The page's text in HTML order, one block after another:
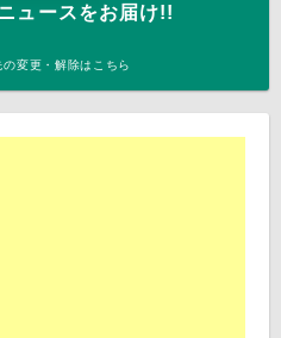
ュースをお届け!!
変更・解除はこちら